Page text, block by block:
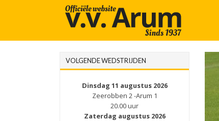
VOLGENDE WEDSTRIJDEN
Dinsdag 11 augustus 2026
Zeerobben 2 -Arum 1
20.00 uur
Zaterdag augustus 2026